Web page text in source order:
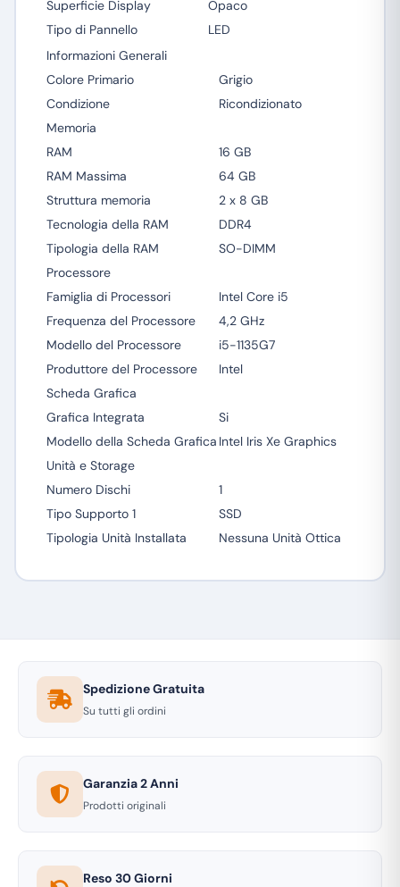
Superficie Display
Opaco
Tipo di Pannello
LED
Informazioni Generali
Colore Primario
Grigio
Condizione
Ricondizionato
Memoria
RAM
16 GB
RAM Massima
64 GB
Struttura memoria
2 x 8 GB
Tecnologia della RAM
DDR4
Tipologia della RAM
SO-DIMM
Processore
Famiglia di Processori
Intel Core i5
Frequenza del Processore
4,2 GHz
Modello del Processore
i5-1135G7
Produttore del Processore
Intel
Scheda Grafica
Grafica Integrata
Si
Modello della Scheda Grafica Intel Iris Xe Graphics
Unità e Storage
Numero Dischi
1
Tipo Supporto 1
SSD
Tipologia Unità Installata
Nessuna Unità Ottica
Spedizione Gratuita
Su tutti gli ordini
Garanzia 2 Anni
Prodotti originali
Reso 30 Giorni